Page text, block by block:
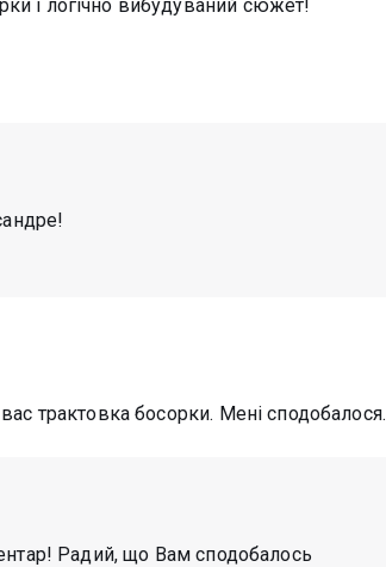
і логічно вибудуваний сюжет!
трактовка босорки. Мені сподобалося.
Радий, що Вам сподобалось